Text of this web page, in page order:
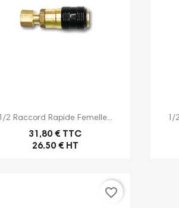
Aperçu rapide
1/2 Raccord Rapide Femelle...
31,80 € TTC
26.50 € HT
1/
favorite_border